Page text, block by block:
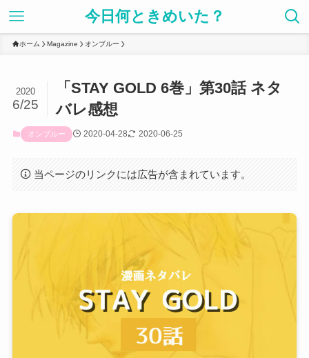
今日何ときめいた？
ホーム Magazine オンブルー
「STAY GOLD 6巻」第30話 ネタ
バレ感想
2020
6/25
オンブルー 2020-04-28 2020-06-25
当ページのリンクには広告が含まれています。